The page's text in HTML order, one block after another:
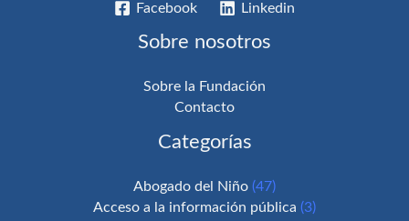
Facebook Linkedin
Sobre nosotros
Sobre la Fundación
Contacto
Categorías
Abogado del Niño (47)
Acceso a la información pública (3)